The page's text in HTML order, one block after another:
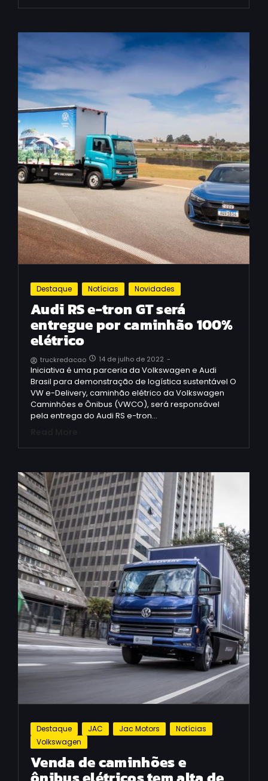
Destaque Notícias Novidades
Audi RS e-tron GT será
entregue por caminhão 100%
elétrico
truckredacao 14 de julho de 2022 -
Iniciativa é uma parceria da Volkswagen e Audi
Brasil para demonstração de logística sustentável O
VW e-Delivery, caminhão elétrico da Volkswagen
Caminhões e Ônibus (VWCO), será responsável
pela entrega do Audi RS e-tron…
Destaque JAC Jac Motors
Notícias
Volkswagen
Venda de caminhões e